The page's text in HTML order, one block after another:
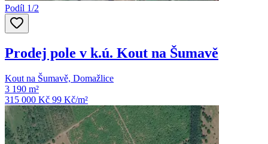
Podíl 1/2
Prodej pole v k.ú. Kout na Šumavě
Kout na Šumavě, Domažlice
3 190 m²
315 000 Kč 99 Kč/m²